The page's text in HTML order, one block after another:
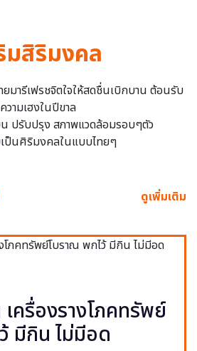
มสิริมงคล
มารีเฟรชจิตใจให้สดชื่นเบิกบาน ต้อนรับ
ความเฮงในปีขาล
ปรับปรุง สภาพแวดล้อมรอบๆตัว
เป็นศิริมงคลในแบบไทยๆ
ดูเพิ่มเติม
ครื่องรางโภคทรัพย์
มีกิน ไม่มีอด